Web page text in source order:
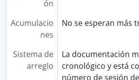
ón
Acumulacio
nes
No se esperan más
Sistema de
arreglo
La documentación
cronológico y está
número de sesión